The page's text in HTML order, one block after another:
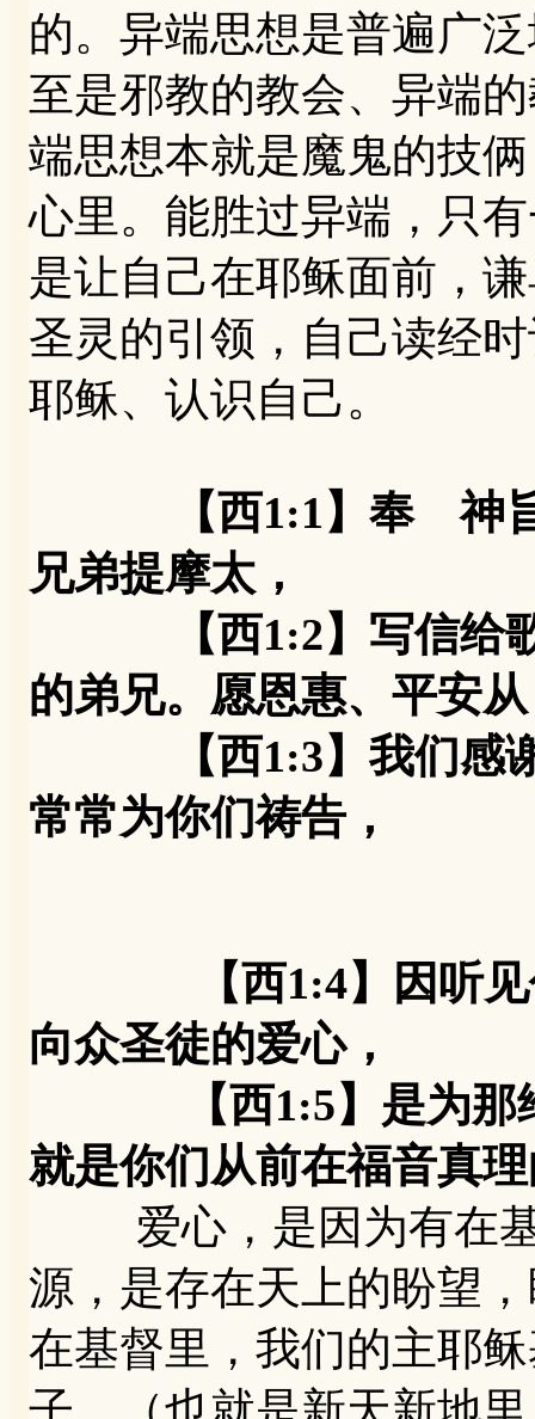
的。异端思想是普遍广
至是邪教的教会、异端
端思想本就是魔鬼的技
心里。能胜过异端，只
是让自己在耶稣面前，
圣灵的引领，自己读经
耶稣、认识自己。
【西1:1】奉 神
兄弟提摩太，
【西1:2】写信给歌
的弟兄。愿恩惠、平安
【西1:3】我们感谢
常常为你们祷告，
【西1:4】因听
向众圣徒的爱心，
【西1:5】是为那给
就是你们从前在福音真
爱心，是因为有在基
源，是存在天上的盼望
在基督里，我们的主耶